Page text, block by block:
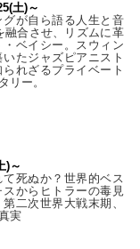
土)～
が自ら語る人生と音
融合させ、リズムに革
ベイシー。スウィン
たジャズピアニスト
れざるプライベート
リー。
)～
死ぬか？世界的ベス
スからヒトラーの毒見
二次世界大戦末期、
実